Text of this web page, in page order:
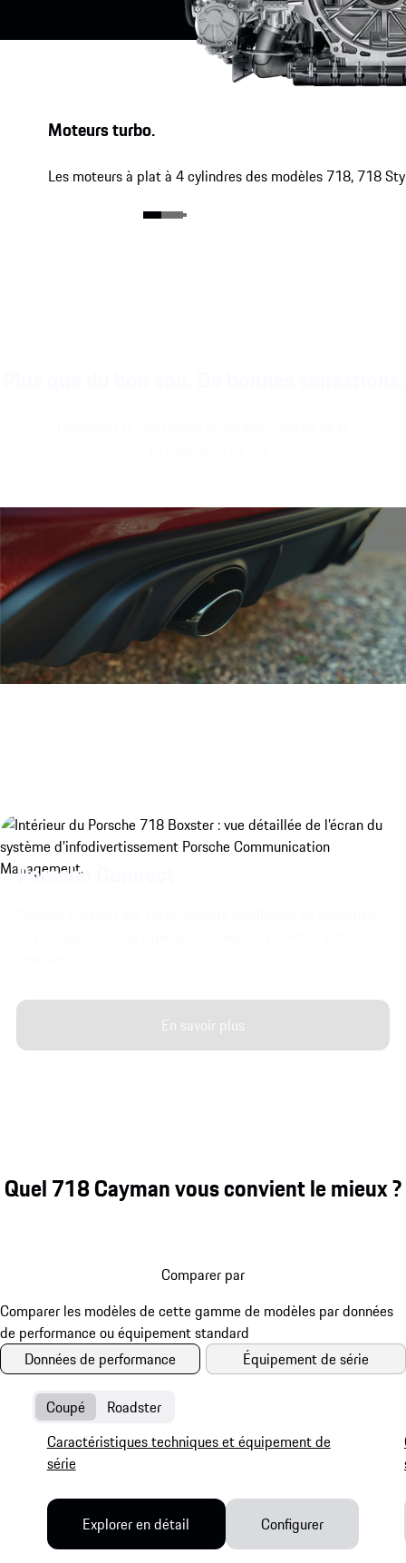
Moteurs turbo.
Les moteurs à plat à 4 cylindres des modèles 718, 718
Porsche Connect.
En savoir plus
Quel 718 Cayman vous convient le mieux ?
Comparer par
Données de performance Équipement de série
Coupé Roadster
Caractéristiques techniques et équipement de
série
Explorer en détail Configurer